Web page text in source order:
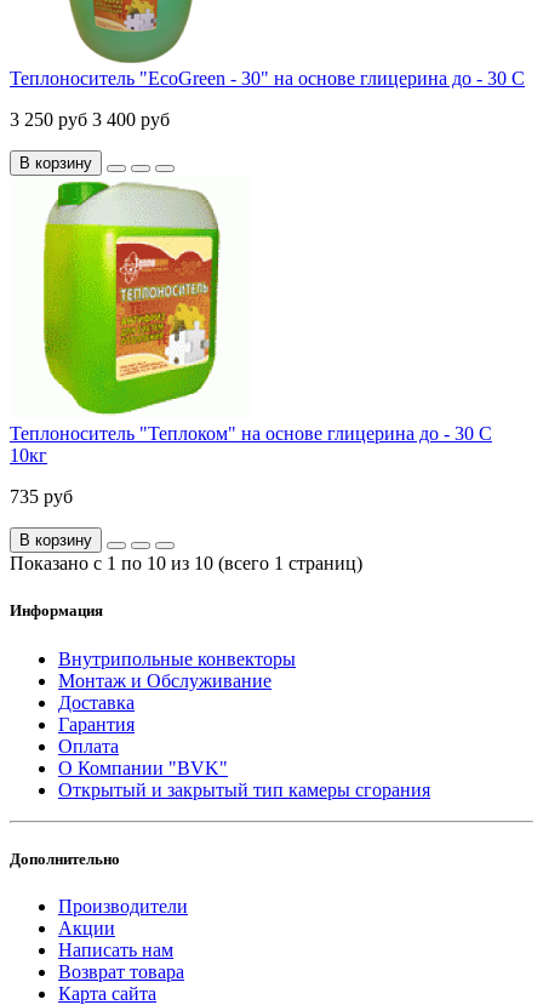
Теплоноситель "EcoGreen - 30" на основе глицерина до - 30 С
3 250 руб 3 400 руб
В корзину
Теплоноситель "Теплоком" на основе глицерина до - 30 С
10кг
735 руб
В корзину
Показано с 1 по 10 из 10 (всего 1 страниц)
Информация
Внутрипольные конвекторы
Монтаж и Обслуживание
Доставка
Гарантия
Оплата
О Компании "BVK"
Открытый и закрытый тип камеры сгорания
Дополнительно
Производители
Акции
Написать нам
Возврат товара
Карта сайта